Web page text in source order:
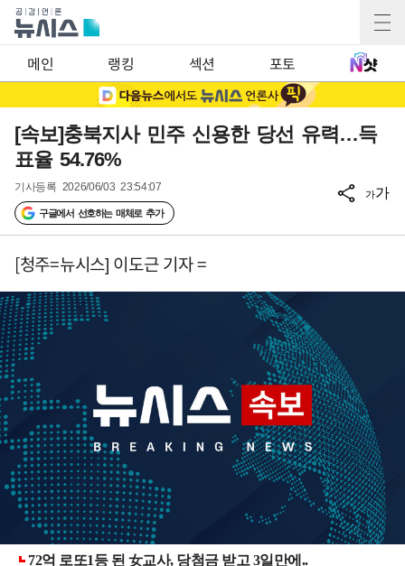
메인 랭킹 섹션 포토
[속보]충북지사 민주 신용한 당선 유력…득
표율 54.76%
기사등록 2026/06/03 23:54:07
구글에서 선호하는 매체로 추가
가가
[청주=뉴시스] 이도근 기자 =